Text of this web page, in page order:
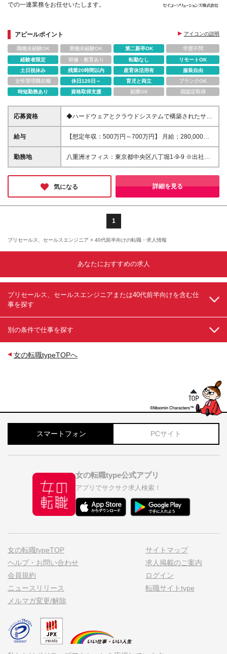
での一連業務をお任せいたします。
アピールポイント アイコンの説明
職種未経験OK 業種未経験OK 第二新卒OK
学歴不問
経験者限定
研修・教育あり 転勤なし
リモートOK
土日祝休み
残業20時間以内 産育休活用有
服装自由
女性管理職在籍
休日120日～ 育児と両立
ブランクOK
時短勤務あり
資格取得支援 副業OK 国認定取得
応募資格
◆ハードウェアとクラウドシステムで構築されたサー
ビスの営業経験または開発経験 ◆クラウド基本知識
（AWSが望ましい）、Webサービス設計の基本知識
への興味、関心 ◆高専卒以上の方
給与
【想定年収：500万円～700万円】 月給：280,000円
～430,000円 ◇賞与実績年2回 ◇決算賞与あり ※試用
期間3ヶ月（期間中の差異なし） ※残業代全額支給
勤務地
八重洲オフィス：東京都中央区八丁堀1-9-9 ※出社し
ている社員が多いですが、状況に応じて在宅勤務可 ※
就業場所変更の範囲:当社の定めるところ
気になる
詳細を見る
1
プリセールス、セールスエンジニア × 40代前半向けの転職・求人情報
あなたにおすすめの求人
プリセールス、セールスエンジニアまたは40代前半向けを含む仕
事を探す
別の条件で仕事を探す
女の転職typeTOPへ
スマートフォン PCサイト
女の転職type公式アプリ
アプリでサクサク求人検索！
女の転職typeTOP
ヘルプ・お問い合わせ
会員規約
ニュースリリース
メルマガ変更/解除
サイトマップ
求人掲載のご案内
ログイン
転職サイトtype